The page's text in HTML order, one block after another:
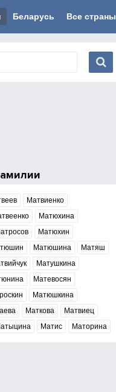
Беларусь Все страны
Матвиенко
Матюхина
Матюхин
Матюшина
Матяш
Матушкина
Матевосян
Матюшкина
Маткова
Матвиец
Матис Маторина